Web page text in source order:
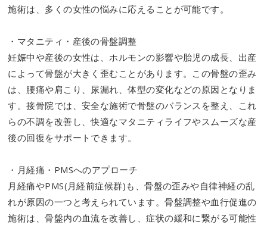
施術は、多くの女性の悩みに応えることが可能です。
・マタニティ・産後の骨盤調整
妊娠中や産後の女性は、ホルモンの影響や胎児の成長、出産
によって骨盤が大きく歪むことがあります。この骨盤の歪み
は、腰痛や肩こり、尿漏れ、体型の変化などの原因となりま
す。接骨院では、安全な施術で骨盤のバランスを整え、これ
らの不調を改善し、快適なマタニティライフやスムーズな産
後の回復をサポートできます。
・月経痛・PMSへのアプローチ
月経痛やPMS(月経前症候群)も、骨盤の歪みや自律神経の乱
れが原因の一つと考えられています。骨盤調整や血行促進の
施術は、骨盤内の血流を改善し、症状の緩和に繋がる可能性